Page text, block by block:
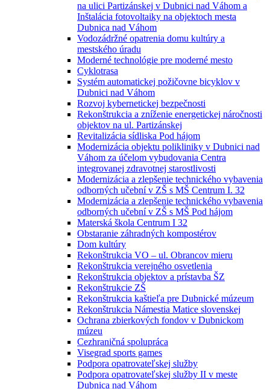
na ulici Partizánskej v Dubnici nad Váhom a
Inštalácia fotovoltaiky na objektoch mesta
Dubnica nad Váhom
Vodozádržné opatrenia domu kultúry a
mestského úradu
Moderné technológie pre moderné mesto
Cyklotrasa
Systém automatickej požičovne bicyklov v
Dubnici nad Váhom
Rozvoj kybernetickej bezpečnosti
Rekonštrukcia a zníženie energetickej náročnosti
objektov na ul. Partizánskej
Revitalizácia sídliska Pod hájom
Modernizácia objektu polikliniky v Dubnici nad
Váhom za účelom vybudovania Centra
integrovanej zdravotnej starostlivosti
Modernizácia a zlepšenie technického vybavenia
odborných učební v ZŠ s MŠ Centrum I. 32
Modernizácia a zlepšenie technického vybavenia
odborných učební v ZŠ s MŠ Pod hájom
Materská škola Centrum I 32
Obstaranie záhradných kompostérov
Dom kultúry
Rekonštrukcia VO – ul. Obrancov mieru
Rekonštrukcia verejného osvetlenia
Rekonštrukcia objektov a prístavba ŠZ
Rekonštrukcie ZŠ
Rekonštrukcia kaštieľa pre Dubnické múzeum
Rekonštrukcia Námestia Matice slovenskej
Ochrana zbierkových fondov v Dubnickom
múzeu
Cezhraničná spolupráca
Visegrad sports games
Podpora opatrovateľskej služby
Podpora opatrovateľskej služby II v meste
Dubnica nad Váhom